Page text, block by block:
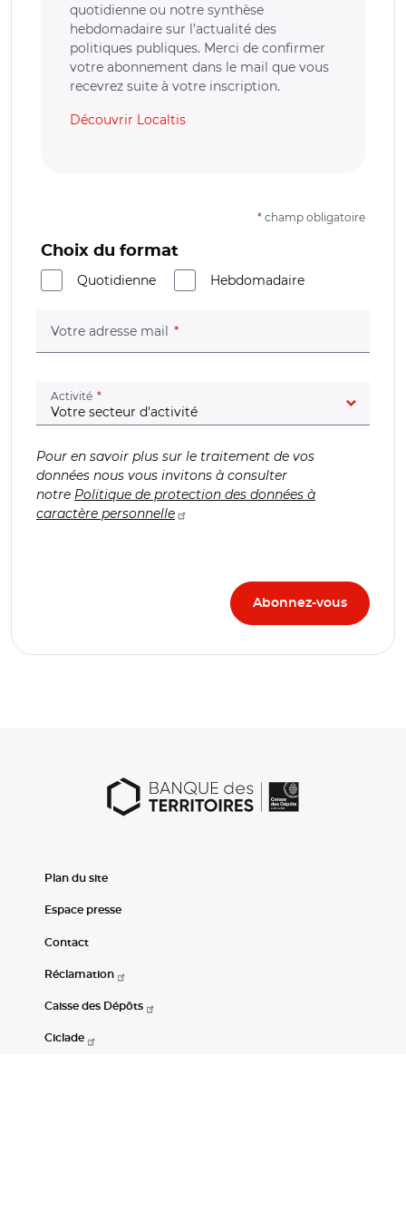
quotidienne ou notre synthèse
hebdomadaire sur l’actualité des
politiques publiques. Merci de confirmer
votre abonnement dans le mail que vous
recevrez suite à votre inscription.
Découvrir Localtis
* champ obligatoire
Choix du format
Quotidienne
Hebdomadaire
Votre adresse mail (champ obligatoire)
Activité (champ obligatoire)
Pour en savoir plus sur le traitement de vos
données nous vous invitons à consulter
notre Politique de protection des données à
caractère personnelle
Plan du site
Espace presse
Contact
Réclamation
Caisse des Dépôts
Ciclade